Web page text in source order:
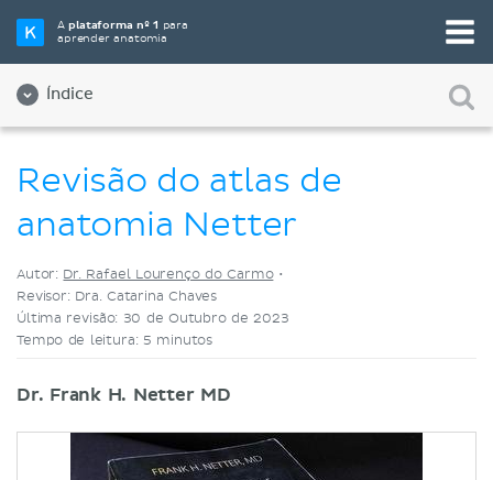
Aplataforma nº 1 para
aprender anatomia
Índice
Selecione a sua ferramenta de estudo favorita
Videoaulas
Revisão do atlas de
anatomia Netter
Autor: Dr. Rafael Lourenço do Carmo•
Revisor: Dra. Catarina Chaves
Última revisão: 30 de Outubro de 2023
Tempo de leitura: 5 minutos
Dr. Frank H. Netter MD